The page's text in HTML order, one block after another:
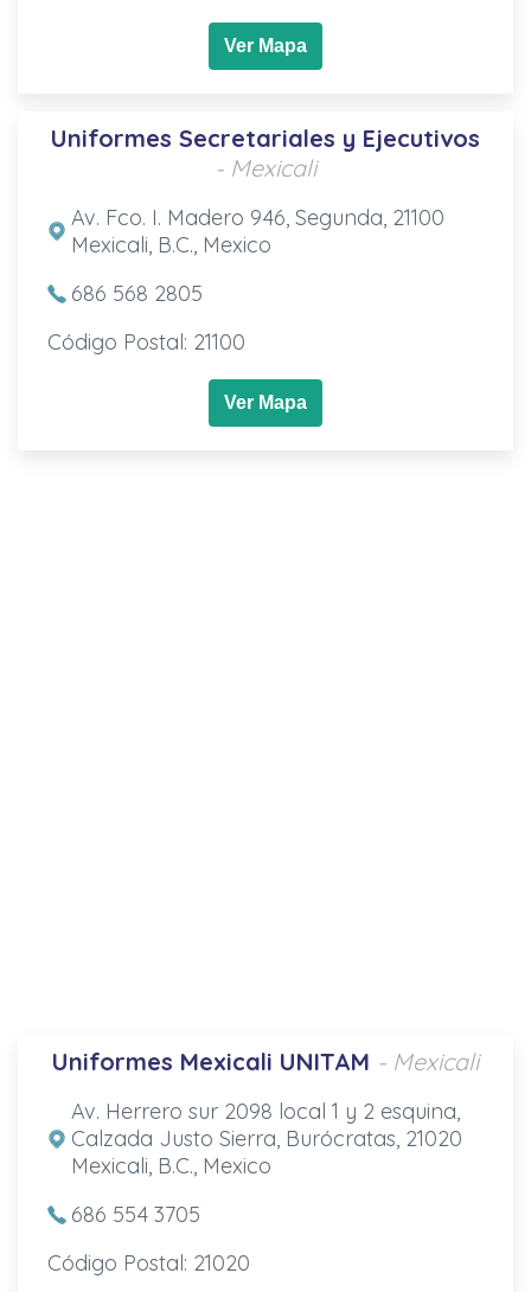
Ver Mapa
Uniformes Secretariales y Ejecutivos
- Mexicali
Av. Fco. I. Madero 946, Segunda, 21100
Mexicali, B.C., Mexico
686 568 2805
Código Postal: 21100
Ver Mapa
Uniformes Mexicali UNITAM - Mexicali
Av. Herrero sur 2098 local 1 y 2 esquina,
Calzada Justo Sierra, Burócratas, 21020
Mexicali, B.C., Mexico
686 554 3705
Código Postal: 21020